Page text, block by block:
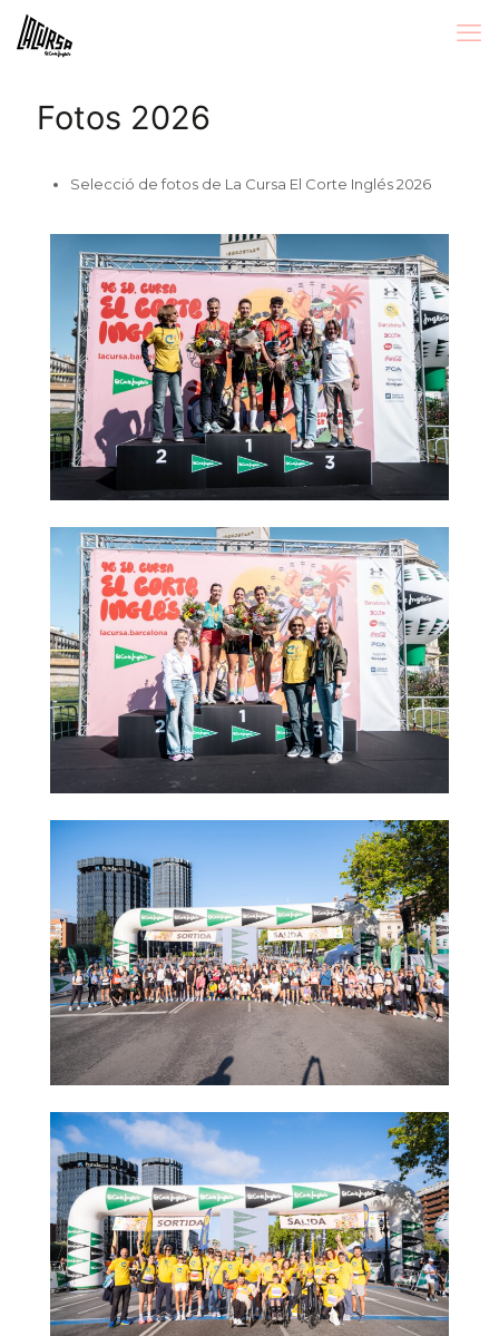
Fotos 2026
Selecció de fotos de La Cursa El Corte Inglés 2026